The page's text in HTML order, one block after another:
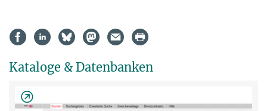
Kataloge & Datenbanken